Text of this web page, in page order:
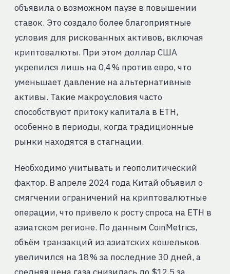
объявила о возможном паузе в повышении
ставок. Это создало более благоприятные
условия для рискованных активов, включая
криптовалюты. При этом доллар США
укрепился лишь на 0,4 % против евро, что
уменьшает давление на альтернативные
активы. Такие макроусловия часто
способствуют притоку капитала в ETH,
особенно в периоды, когда традиционные
рынки находятся в стагнации.
Необходимо учитывать и геополитический
фактор. В апреле 2024 года Китай объявил о
смягчении ограничений на криптовалютные
операции, что привело к росту спроса на ETH в
азиатском регионе. По данным CoinMetrics,
объём транзакций из азиатских кошельков
увеличился на 18 % за последние 30 дней, а